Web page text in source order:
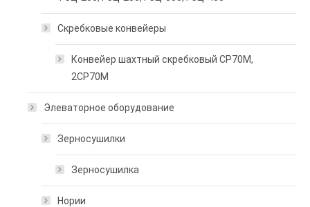
Скребковые конвейеры
Конвейер шахтный скребковый СР70М,
2СР70М
Элеваторное оборудование
Зерносушилки
Зерносушилка
Нории